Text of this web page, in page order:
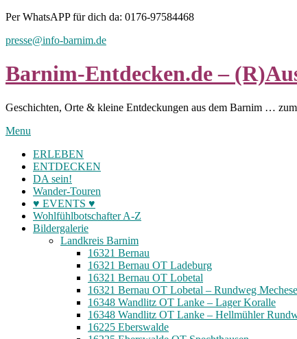
Skip
content
Per WhatsAPP für dich da: 0176-97584468
presse@info-barnim.de
Barnim-Entdecken.de –
Geschichten, Orte & kleine Entdeckungen aus dem Barnim …
Menu
ERLEBEN
ENTDECKEN
DA sein!
Wander-Touren
♥ EVENTS ♥
Wohlfühlbotschafter A-Z
Bildergalerie
Landkreis Barnim
16321 Bernau
16321 Bernau OT Ladeburg
16321 Bernau OT Lobetal
16321 Bernau OT Lobetal – Rundweg
16348 Wandlitz OT Lanke – Lager Koralle
16348 Wandlitz OT Lanke – Hellmühler
16225 Eberswalde